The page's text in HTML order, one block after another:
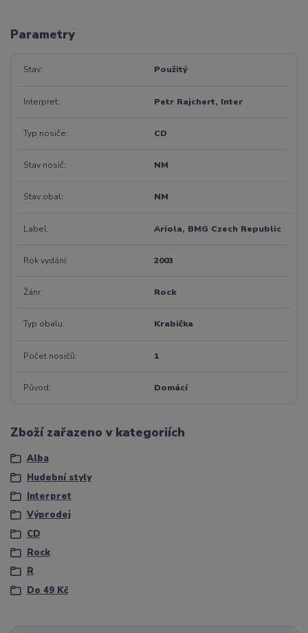
Parametry
Stav Použitý
Interpret Petr Rajchert, Inter
Typ nosiče CD
Stav nosič NM
Stav obal NM
Label Ariola, BMG Czech Republic
Rok vydání 2003
Žánr Rock
Typ obalu Krabička
Počet nosičů 1
Původ Domácí
Zboží zařazeno v kategoriích
Alba
Hudební styly
Interpret
Výprodej
CD
Rock
R
Do 49 Kč